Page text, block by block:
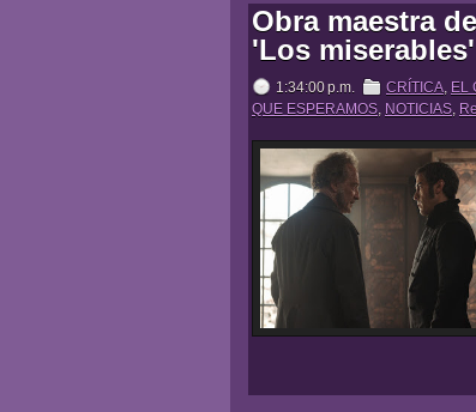
Obra maestra
'Los miserables'
1:34:00 p.m. CRÍTICA, EL
QUE ESPERAMOS, NOTICIAS,